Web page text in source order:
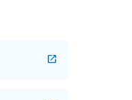
open_in_new